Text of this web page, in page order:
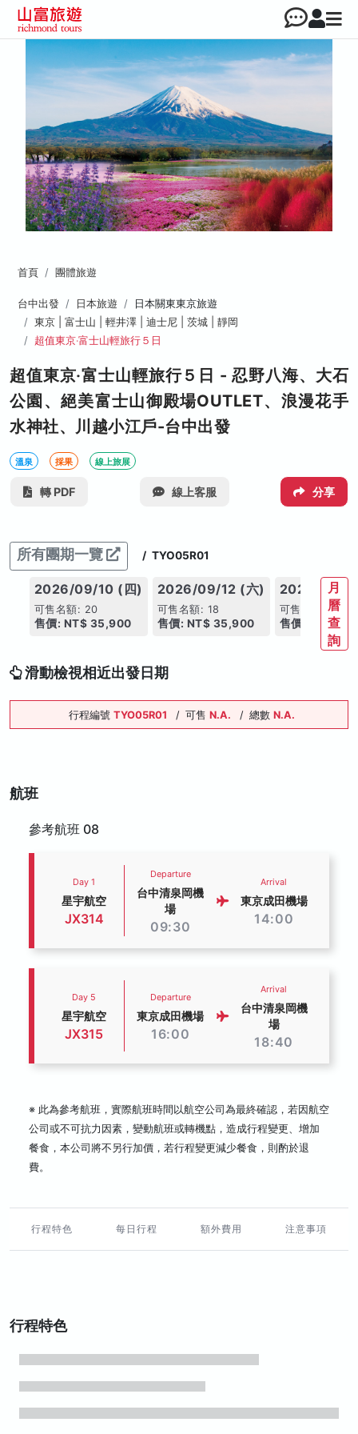
首頁 團體旅遊
台中出發 日本旅遊
日本關東東京旅遊
東京 | 富士山 | 輕井澤 | 迪士尼 | 茨城 | 靜岡
超值東京‧富士山輕旅行５日
超值東京‧富士山輕旅行５日 - 忍野八海、大石
公園、絕美富士山御殿場OUTLET、浪漫花手
水神社、川越小江戶-台中出發
溫泉 採果 線上旅展
轉 PDF 線上客服 分享
所有團期一覽 / TYO05R01
2026/09/10 (四)
可售名額: 20
售價: NT$ 35,900
2026/09/12 (六)
可售名額: 18
售價: NT$ 35,900
2026/10/
可售名額: 20
售價: NT$
月
曆
查
詢
滑動檢視相近出發日期
行程編號 TYO05R01 / 可售 N.A. / 總數 N.A.
航班
參考航班 08
Day 1
星宇航空
JX314
Departure
台中清泉岡機
場
09:30
Arrival
東京成田機場
14:00
Day 5
星宇航空
JX315
Departure
東京成田機場
16:00
Arrival
台中清泉岡機
場
18:40
※ 此為參考航班，實際航班時間以航空公司為最終確認，若因航空
公司或不可抗力因素，變動航班或轉機點，造成行程變更、增加
餐食，本公司將不另行加價，若行程變更減少餐食，則酌於退
費。
行程特色 每日行程 額外費用 注意事項
行程特色